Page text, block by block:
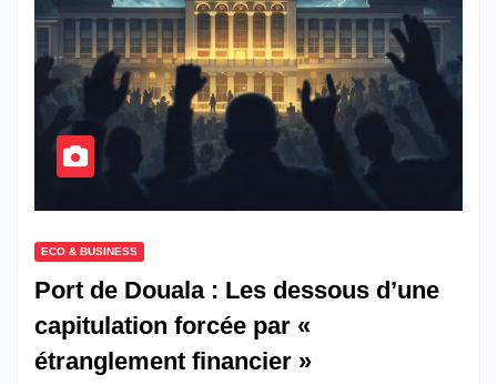
ECO & BUSINESS
Port de Douala : Les dessous d’une
capitulation forcée par «
étranglement financier »